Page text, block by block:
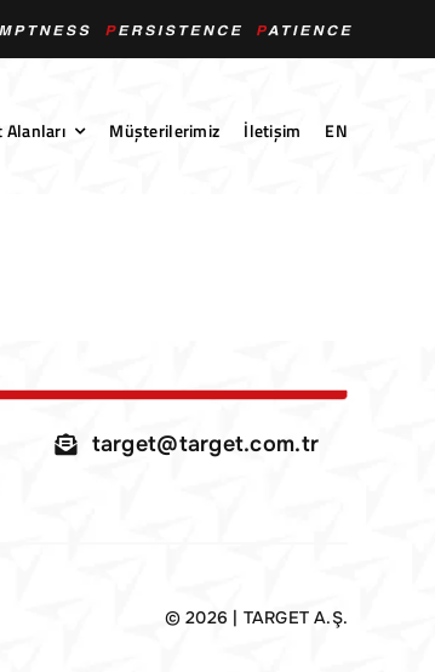
Alanları Müşterilerimiz İletişim EN
target@target.com.tr
© 2026 | TARGET A.Ş.